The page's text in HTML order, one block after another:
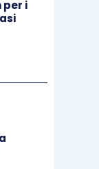
per i